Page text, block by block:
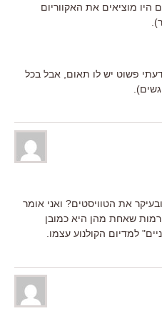
מוציאים את האקווריום
פשוט יש לו תאום, אבל בכל
את הטוויסטים? ואני אומר
שאחת מהן היא כמובן
למדיום הקולנוע עצמו.